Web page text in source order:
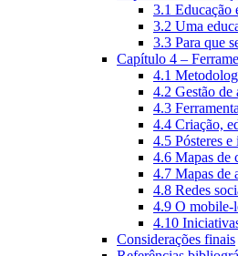
3.1 Educação
3.2 Uma
3.3 Para que
Capítulo 4 –
4.1
4.2 Gestão de
4.3
4.4 Criação,
4.5 Pósteres
4.6 Mapas de
4.7 Mapas de
4.8 Redes
4.9 O mobile-
4.10
Considerações finais